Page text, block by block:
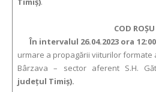
COD ROŞU
În intervalul 26.04.2023 ora 12:00
urmare a propagării viiturilor formate
Bârzava – sector aferent S.H.
județul Timiș).